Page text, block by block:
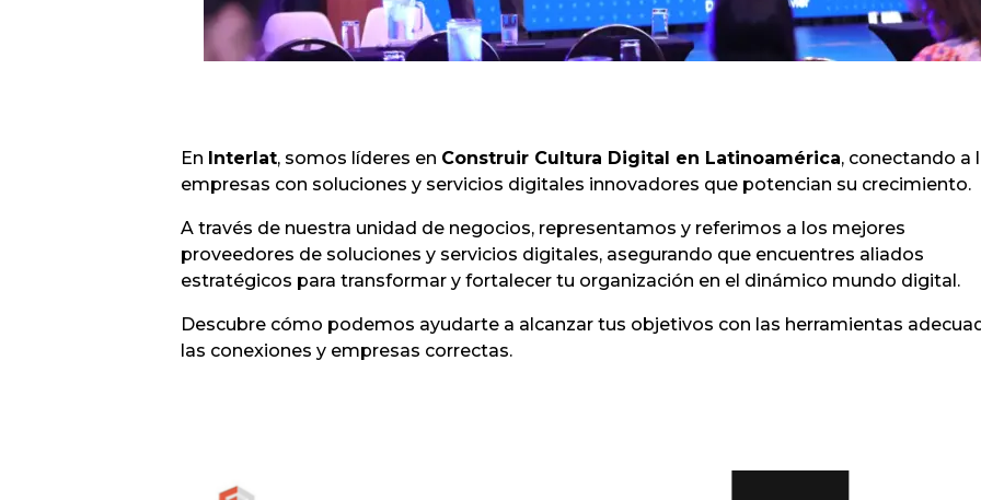
En Interlat, somos líderes en Construir Cultura Digital en Latinoamérica, conectando a
empresas con soluciones y servicios digitales innovadores que potencian su crecimiento.
A través de nuestra unidad de negocios, representamos y referimos a los mejores
proveedores de soluciones y servicios digitales, asegurando que encuentres aliados
estratégicos para transformar y fortalecer tu organización en el dinámico mundo digital.
Descubre cómo podemos ayudarte a alcanzar tus objetivos con las herramientas
las conexiones y empresas correctas.